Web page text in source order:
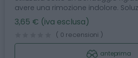
avere una rimozione indolore.
3,65 € (iva esclusa)
( 0 recensioni )
anteprima